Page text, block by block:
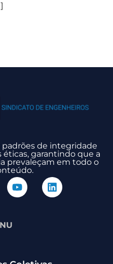
de integridade
garantindo que a
prevaleçam em todo o